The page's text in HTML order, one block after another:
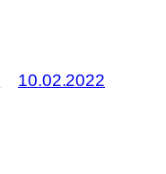
10.02.2022